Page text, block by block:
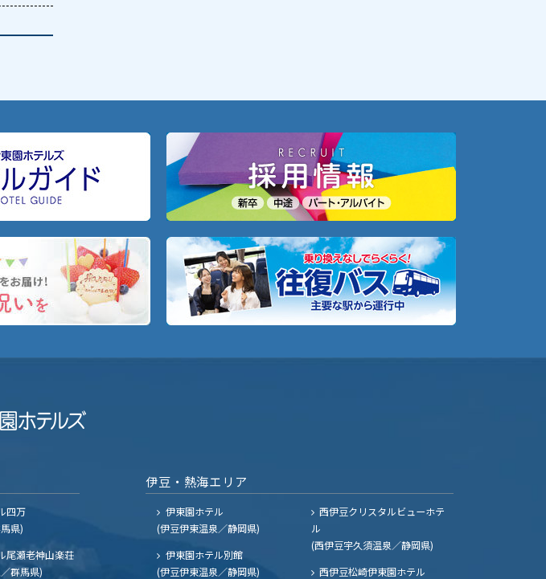
四万
県)
尾瀬老神山楽荘
群馬県)
伊豆・熱海エリア
伊東園ホテル
(伊豆伊東温泉／静岡県)
伊東園ホテル別館
(伊豆伊東温泉／静岡県)
西伊豆クリスタルビューホテ
ル
(西伊豆宇久須温泉／静岡県)
西伊豆松崎伊東園ホテル